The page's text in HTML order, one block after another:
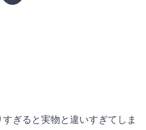
ぎると実物と違いすぎてしま